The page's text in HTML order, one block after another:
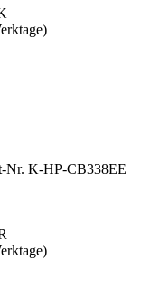
Nr. K-HP-CB338EE